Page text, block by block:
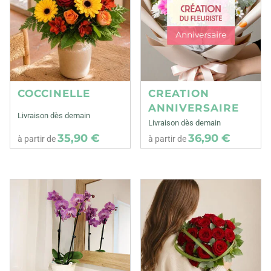
COCCINELLE
Livraison dès demain
à partir de35,90 €
CREATION
ANNIVERSAIRE
Livraison dès demain
à partir de36,90 €